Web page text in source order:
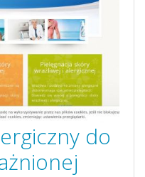
do